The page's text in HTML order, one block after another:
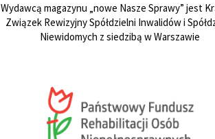
Wydawcą magazynu „nowe Nasze Sprawy” jest
Związek Rewizyjny Spółdzielni Inwalidów i
Niewidomych z siedzibą w Warszawie